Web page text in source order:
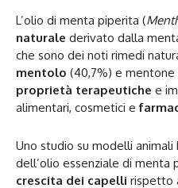
L’olio di menta piperita (
naturale derivato dalla
che sono dei noti rimedi
mentolo (40,7%) e
proprietà terapeutiche e
alimentari, cosmetici e
Uno studio su modelli animali
dell’olio essenziale di menta
crescita dei capelli rispetto